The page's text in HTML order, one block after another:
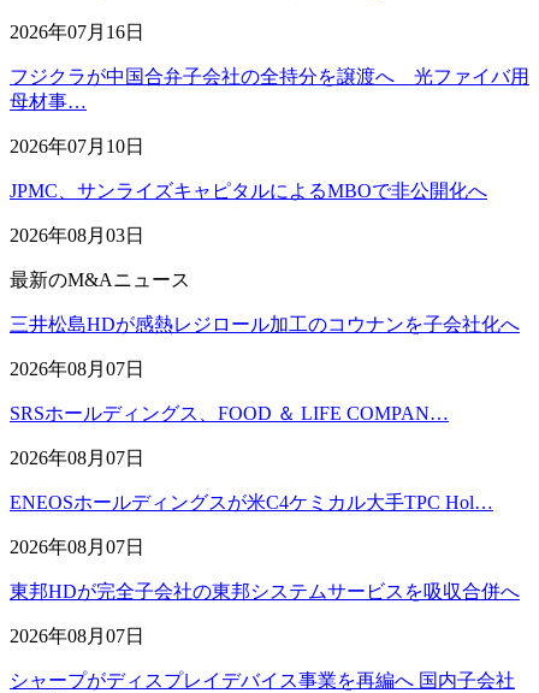
2026年07月16日
フジクラが中国合弁子会社の全持分を譲渡へ 光ファイバ用
母材事…
2026年07月10日
JPMC、サンライズキャピタルによるMBOで非公開化へ
2026年08月03日
最新のM&Aニュース
三井松島HDが感熱レジロール加工のコウナンを子会社化へ
2026年08月07日
SRSホールディングス、FOOD ＆ LIFE COMPAN…
2026年08月07日
ENEOSホールディングスが米C4ケミカル大手TPC Hol…
2026年08月07日
東邦HDが完全子会社の東邦システムサービスを吸収合併へ
2026年08月07日
シャープがディスプレイデバイス事業を再編へ 国内子会社